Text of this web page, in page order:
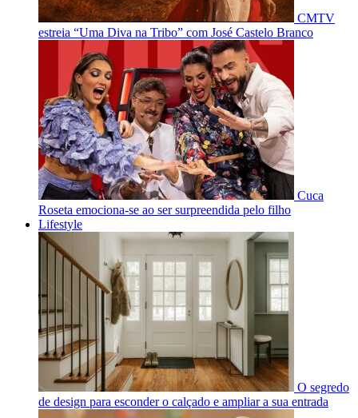
CMTV
estreia “Uma Diva na Tribo” com José Castelo Branco
Cuca
Roseta emociona-se ao ser surpreendida pelo filho
Lifestyle
O segredo
de design para esconder o calçado e ampliar a sua entrada